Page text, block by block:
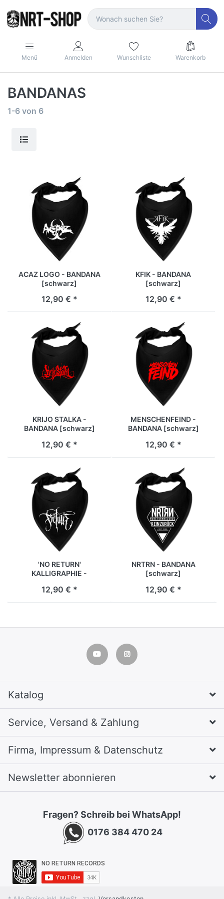
Menü Anmelden Wunschliste Warenkorb
BANDANAS
1-6 von 6
ACAZ LOGO - BANDANA
[schwarz]
12,90 € *
KFIK - BANDANA
[schwarz]
12,90 € *
KRIJO STALKA -
BANDANA [schwarz]
12,90 € *
MENSCHENFEIND -
BANDANA [schwarz]
12,90 € *
'NO RETURN'
KALLIGRAPHIE -
12,90 € *
NRTRN - BANDANA
[schwarz]
12,90 € *
Katalog
Service, Versand & Zahlung
Firma, Impressum & Datenschutz
Newsletter abonnieren
Fragen? Schreib bei WhatsApp!
0176 384 470 24